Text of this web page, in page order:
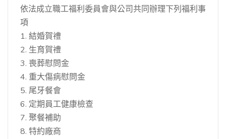
依法成立職工福利委員會與公司共同辦理下列福利事
項
1. 結婚賀禮
2. 生育賀禮
3. 喪葬慰問金
4. 重大傷病慰問金
5. 尾牙餐會
6. 定期員工健康檢查
7. 聚餐補助
8. 特約廠商